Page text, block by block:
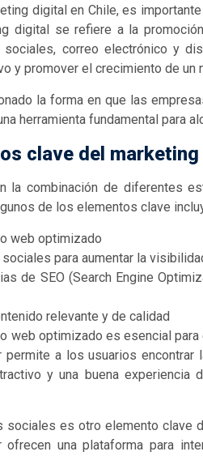
digital en Chile, es
digital se refiere a la
correo electrónico y
y promover el crecimiento de un
la forma en que las
herramienta fundamental para
clave del marketing
la combinación de diferentes
de los elementos clave
web optimizado
para aumentar la
de SEO (Search Engine
relevante y de calidad
web optimizado es esencial
a los usuarios encontrar
y una buena experiencia
sociales es otro elemento clave
ofrecen una plataforma para